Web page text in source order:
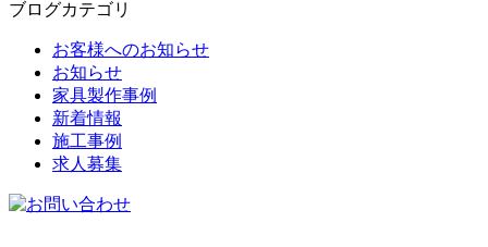
ブログカテゴリ
お客様へのお知らせ
お知らせ
家具製作事例
新着情報
施工事例
求人募集